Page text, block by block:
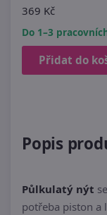
369 Kč
Do 1–3
Přidat do
Popis
Půlkulatý nýt
potřeba piston a